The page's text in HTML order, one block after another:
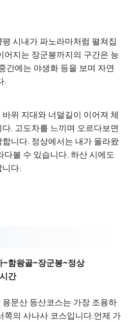
시내가 파노라마처럼 펼쳐집
어지는 장군봉까지의 구간은 능
간에는 야생화 등을 보며 자연
.
위 지대와 너덜길이 이어져 체
. 고도차를 느끼며 오르다보면
니다. 정상에서는 내가 올라왔
다볼 수 있습니다. 하산 시에도
다.
~함왕골~장군봉~정상
간
문산 등산코스는 가장 조용하
쪽의 사나사 코스입니다.언제 가